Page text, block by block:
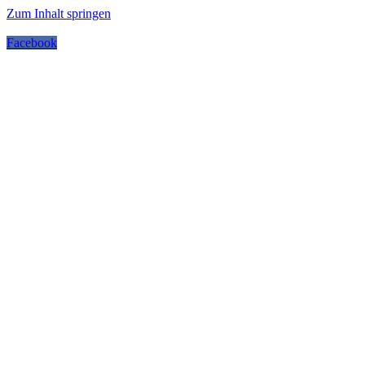
Zum Inhalt springen
Facebook